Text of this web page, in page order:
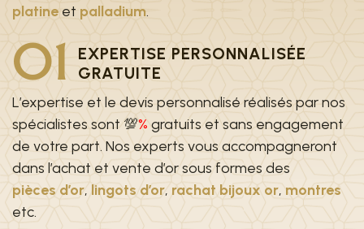
platine et palladium.
01
EXPERTISE PERSONNALISÉE
GRATUITE
L’expertise et le devis personnalisé réalisés par nos
spécialistes sont 💯% gratuits et sans engagement
de votre part. Nos experts vous accompagneront
dans l’achat et vente d’or sous formes des
pièces d’or, lingots d’or, rachat bijoux or, montres
etc.